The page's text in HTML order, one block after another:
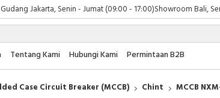
Gudang Jakarta, Senin - Jumat (09:00 - 17:00)Showroom Bali,
Tentang Kami Hubungi Kami Permintaan B2B
Case Circuit Breaker (MCCB) Chint MCCB